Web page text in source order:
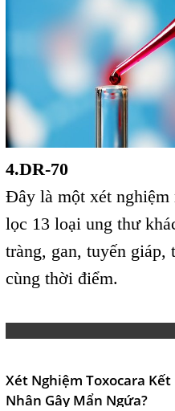
4.DR-70
Đây là một xét nghiệm
lọc 13 loại ung thư
tràng, gan, tuyến giáp,
cùng thời điểm.
Xét Nghiệm Toxocara
Nhân Gây Mẩn Ngứa?